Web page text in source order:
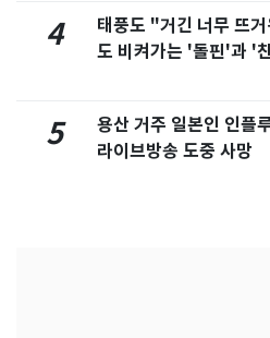
4
태풍도 "거긴 너무 뜨
도 비켜가는 '돌핀'과 '
5
용산 거주 일본인 인플
라이브방송 도중 사망